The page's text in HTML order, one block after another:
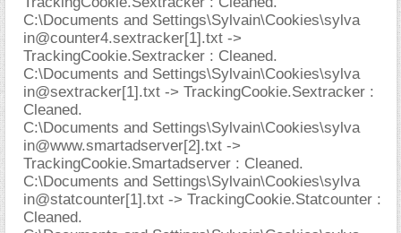
C:\Documents and Settings\Sylvain\Cookies\sylva
in@counter4.sextracker[1].txt ->
TrackingCookie.Sextracker : Cleaned.
C:\Documents and Settings\Sylvain\Cookies\sylva
in@sextracker[1].txt -> TrackingCookie.Sextracker :
Cleaned.
C:\Documents and Settings\Sylvain\Cookies\sylva
in@www.smartadserver[2].txt ->
TrackingCookie.Smartadserver : Cleaned.
C:\Documents and Settings\Sylvain\Cookies\sylva
in@statcounter[1].txt -> TrackingCookie.Statcounter :
Cleaned.